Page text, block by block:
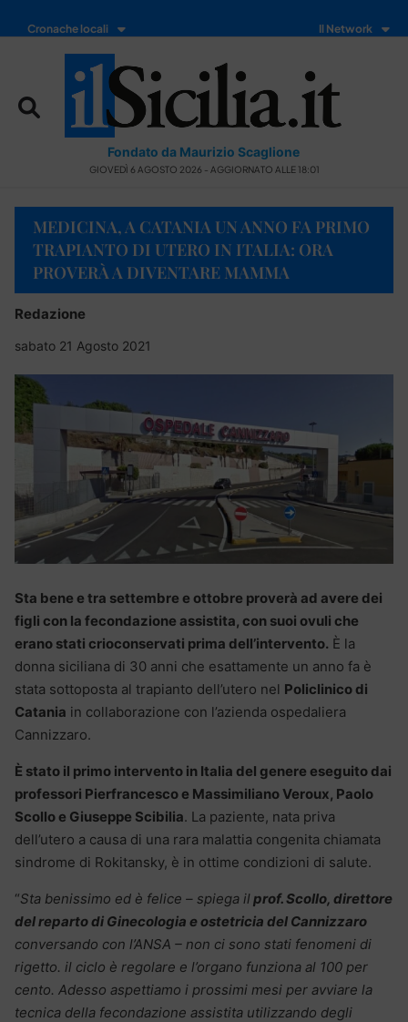
Cronache locali Il Network
Fondato da Maurizio Scaglione
GIOVEDÌ 6 AGOSTO 2026 - AGGIORNATO ALLE 18:01
MEDICINA, A CATANIA UN ANNO FA PRIMO
TRAPIANTO DI UTERO IN ITALIA: ORA
PROVERÀ A DIVENTARE MAMMA
Redazione
sabato 21 Agosto 2021
Sta bene e tra settembre e ottobre proverà ad avere dei
figli con la fecondazione assistita, con suoi ovuli che
erano stati crioconservati prima dell’intervento. È la
donna siciliana di 30 anni che esattamente un anno fa è
stata sottoposta al trapianto dell’utero nel Policlinico di
Catania in collaborazione con l’azienda ospedaliera
Cannizzaro.
È stato il primo intervento in Italia del genere eseguito dai
professori Pierfrancesco e Massimiliano Veroux, Paolo
Scollo e Giuseppe Scibilia. La paziente, nata priva
dell’utero a causa di una rara malattia congenita chiamata
sindrome di Rokitansky, è in ottime condizioni di salute.
“Sta benissimo ed è felice – spiega ilprof. Scollo, direttore
del reparto di Ginecologia e ostetricia del Cannizzaro
conversando con l’ANSA – non ci sono stati fenomeni di
rigetto. il ciclo è regolare e l’organo funziona al 100 per
cento. Adesso aspettiamo i prossimi mesi per avviare la
tecnica della fecondazione assistita utilizzando degli